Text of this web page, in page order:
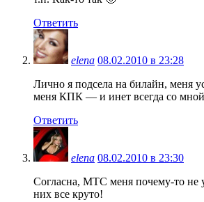
Ответить
elena 08.02.2010 в 23:28
Лично я подсела на билайн, меня
меня КПК — и инет всегда со
Ответить
elena 08.02.2010 в 23:30
Согласна, МТС меня почему-то не
них все круто!